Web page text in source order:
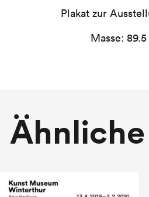
Plakat zur
Masse: